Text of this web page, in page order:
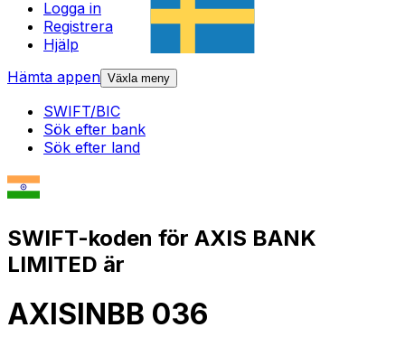
Logga in
Registrera
Hjälp
Hämta appen Växla meny
SWIFT/BIC
Sök efter bank
Sök efter land
SWIFT-koden för AXIS BANK
LIMITED är
AXISINBB 036